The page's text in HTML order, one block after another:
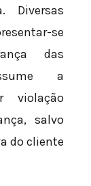
Diversas
se
das
a
violação
salvo
do cliente